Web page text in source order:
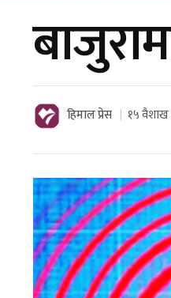
हिमाल प्रेस १५ वैशाख